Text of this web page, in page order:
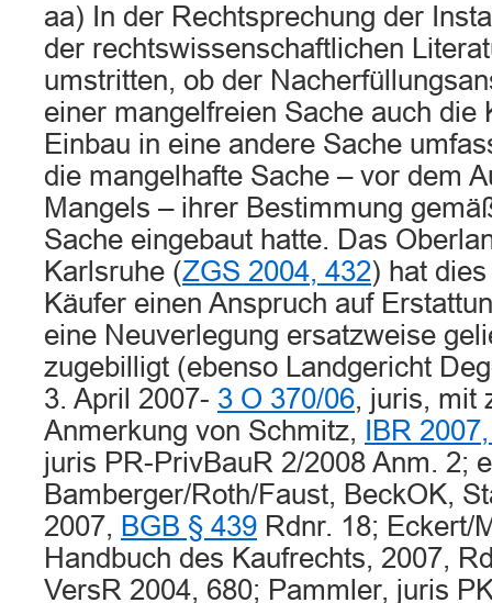
aa) In der Rechtsprechung der
der rechtswissenschaftlichen
umstritten, ob der
einer mangelfreien Sache auch die
Einbau in eine andere Sache
die mangelhafte Sache – vor dem
Mangels – ihrer Bestimmung
Sache eingebaut hatte. Das
Karlsruhe (ZGS 2004, 432) hat
Käufer einen Anspruch auf
eine Neuverlegung ersatzweise
zugebilligt (ebenso Landgericht
3. April 2007- 3 O 370/06, juris, mit
Anmerkung von Schmitz,
IBR
juris PR-PrivBauR 2/2008 Anm. 2;
Bamberger/Roth/Faust, BeckOK,
2007, BGB § 439 Rdnr. 18; Eckert/
Handbuch des Kaufrechts, 2007,
VersR 2004, 680; Pammler, juris